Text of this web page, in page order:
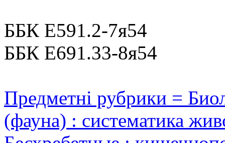
ББК Е591.2-7я54
ББК Е691.33-8я54
Предметні рубрики =
(фауна) : систематика